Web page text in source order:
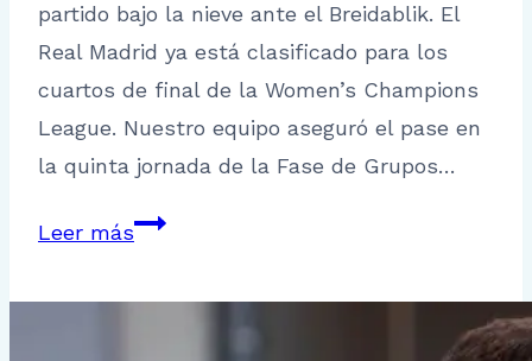
partido bajo la nieve ante el Breidablik. El
Real Madrid ya está clasificado para los
cuartos de final de la Women’s Champions
League. Nuestro equipo aseguró el pase en
la quinta jornada de la Fase de Grupos…
Leer másEl
Madrid